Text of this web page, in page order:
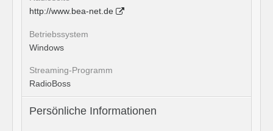
http://www.bea-net.de
Betriebssystem
Windows
Streaming-Programm
RadioBoss
Persönliche Informationen